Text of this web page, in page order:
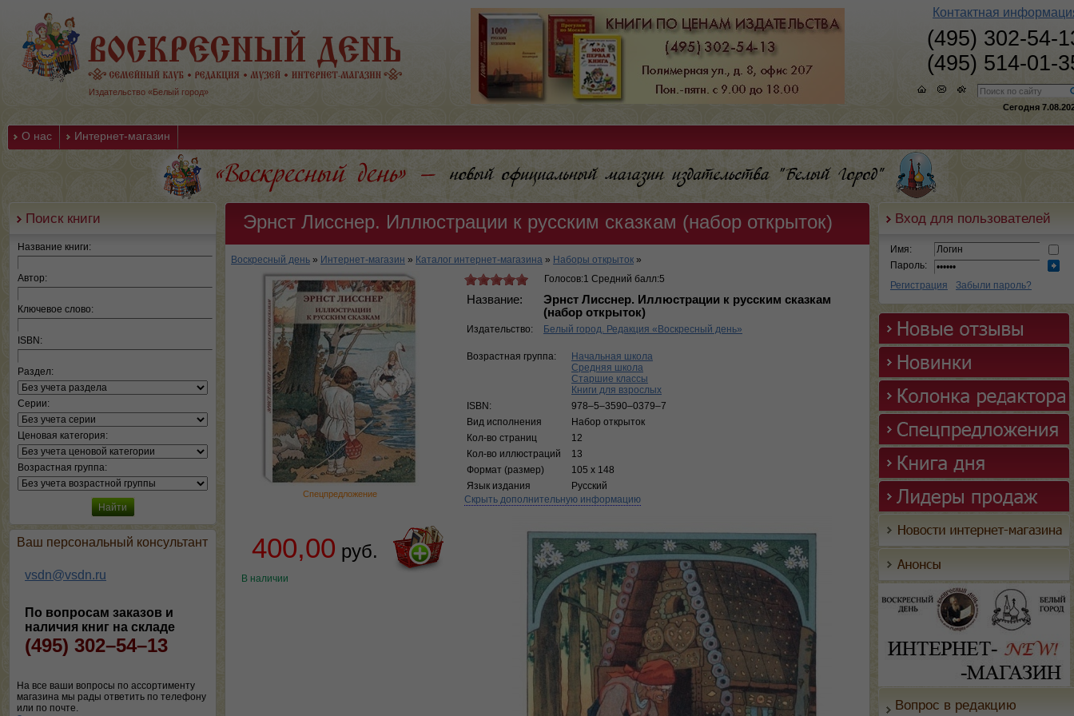
Издательство «Белый город»
Контактная
(495) 302-54-
(495) 514-01-
Сегодня
О нас Интернет-магазин
Поиск книги
Название книги:
Автор:
Ключевое слово:
ISBN:
Раздел:
Серии:
Ценовая категория:
Возрастная группа:
Ваш персональный консультант
vsdn@vsdn.ru
По вопросам заказов и
наличия книг на складе
(495) 302–54–13
На все ваши вопросы по ассортименту
магазина мы рады ответить по телефону
или по почте.
Эрнст Лисснер. Иллюстрации к русским сказкам (набор открыток)
Воскресный день » Интернет-магазин » Каталог интернет-магазина » Наборы открыток »
Спецпредложение
400,00 руб.
В наличии
Голосов:1 Средний балл:5
Название:
Эрнст Лисснер. Иллюстрации к русским сказкам
(набор открыток)
Издательство: Белый город. Редакция «Воскресный день»
Возрастная группа:
Начальная школа
Средняя школа
Старшие классы
Книги для взрослых
ISBN:
978–5–3590–0379–7
Вид исполнения
Набор открыток
Кол-во страниц
12
Кол-во иллюстраций
13
Формат (размер)
105 x 148
Язык издания
Русский
Скрыть дополнительную информацию
Вход для пользователей
Имя:
Пароль:
Регистрация
Забыли пароль?
Вопрос в редакцию